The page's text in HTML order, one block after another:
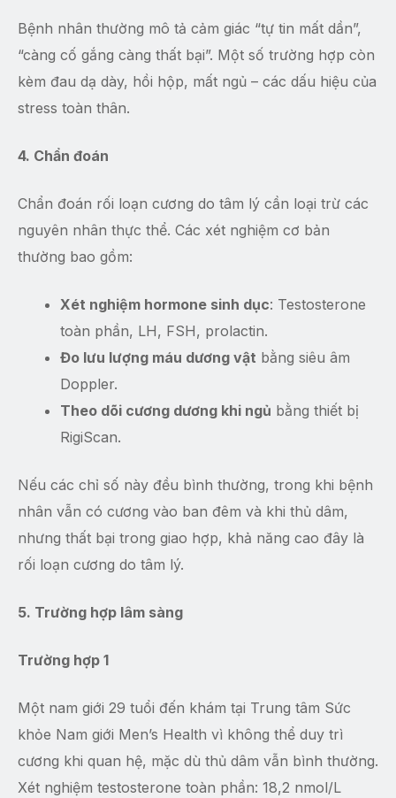
Bệnh nhân thường mô tả cảm giác “tự tin mất dần”,
“càng cố gắng càng thất bại”. Một số trường hợp còn
kèm đau dạ dày, hồi hộp, mất ngủ – các dấu hiệu của
stress toàn thân.
4. Chẩn đoán
Chẩn đoán rối loạn cương do tâm lý cần loại trừ các
nguyên nhân thực thể. Các xét nghiệm cơ bản
thường bao gồm:
Xét nghiệm hormone sinh dục: Testosterone
toàn phần, LH, FSH, prolactin.
Đo lưu lượng máu dương vật bằng siêu âm
Doppler.
Theo dõi cương dương khi ngủ bằng thiết bị
RigiScan.
Nếu các chỉ số này đều bình thường, trong khi bệnh
nhân vẫn có cương vào ban đêm và khi thủ dâm,
nhưng thất bại trong giao hợp, khả năng cao đây là
rối loạn cương do tâm lý.
5. Trường hợp lâm sàng
Trường hợp 1
Một nam giới 29 tuổi đến khám tại Trung tâm Sức
khỏe Nam giới Men’s Health vì không thể duy trì
cương khi quan hệ, mặc dù thủ dâm vẫn bình thường.
Xét nghiệm testosterone toàn phần: 18,2 nmol/L